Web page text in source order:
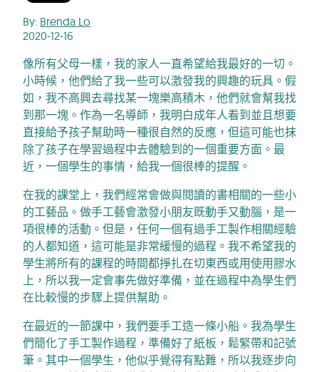
By: Brenda Lo
2020-12-16
像所有父母一樣，我的家人一直希望給我最好的一切。
小時候，他們給了我一些可以激發我的興趣的玩具。假
如，我不高興去尋找某一塊樂高積木，他們就會幫我找
到那一塊。作為一名導師，我明白成年人看到並且想要
直接給予孩子幫助時一種很自然的反應，但這可能也抹
除了孩子在學習過程中去體驗到的一個重要方面。最
近，一個學生的事情，給我一個很棒的提醒。
在我的課堂上，我們經常會做與閱讀的書相關的一些小
的工藝品。做手工藝會激發小朋友既動手又動腦，是一
項很棒的活動。但是，任何一個有過手工製作相關經驗
的人都知道，這可能是非常緩慢的過程。我不希望我的
學生將所有的課程的時間都掙扎在切東西或用使用膠水
上，所以我一定會事先做好準備，並在過程中為學生們
在比較慢的步驟上提供幫助。
在最近的一節課中，我們要手工造一條小船。我為學生
們簡化了手工製作過程，準備好了紙板，鬆緊帶和記號
筆。其中一個學生，他似乎覺得有點難，所以我逐步向